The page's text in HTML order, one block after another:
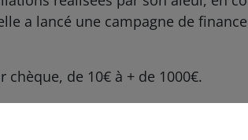
a lancé une campagne de
de 10€ à + de 1000€.